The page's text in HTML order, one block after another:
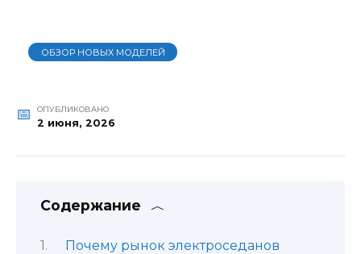
ОБЗОР НОВЫХ МОДЕЛЕЙ
ОПУБЛИКОВАНО
2 июня, 2026
Содержание
Почему рынок электроседанов